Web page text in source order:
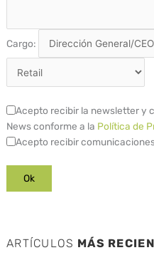
Cargo:
Acepto recibir la newsletter y
News conforme a la Política de
Acepto recibir
ARTÍCULOS MÁS